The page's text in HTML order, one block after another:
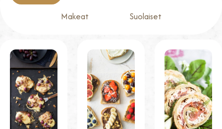
Makeat
Suolaiset